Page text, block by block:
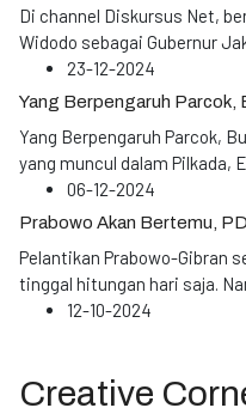
Di channel Diskursus Net,
Widodo sebagai Gubernur
23-12-2024
Yang Berpengaruh Parcok,
Yang Berpengaruh Parcok,
yang muncul dalam Pilkada,
06-12-2024
Prabowo Akan Bertemu,
Pelantikan Prabowo-Gibran
tinggal hitungan hari saja.
12-10-2024
Creative